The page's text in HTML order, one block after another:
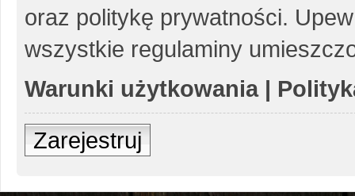
oraz politykę prywatności.
wszystkie regulaminy
Warunki użytkowania|
Zarejestruj